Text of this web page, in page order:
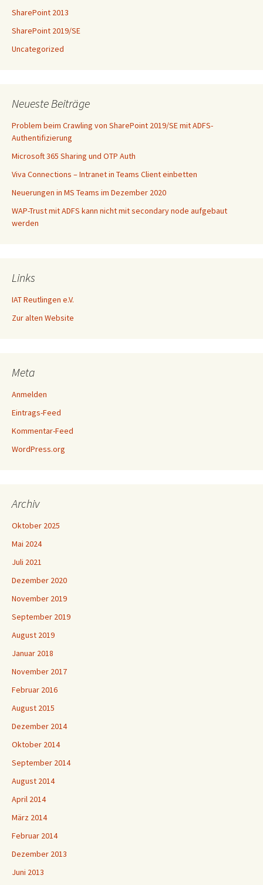
SharePoint 2013
SharePoint 2019/SE
Uncategorized
Neueste Beiträge
Problem beim Crawling von SharePoint 2019/SE mit ADFS-
Authentifizierung
Microsoft 365 Sharing und OTP Auth
Viva Connections – Intranet in Teams Client einbetten
Neuerungen in MS Teams im Dezember 2020
WAP-Trust mit ADFS kann nicht mit secondary node aufgebaut
werden
Links
IAT Reutlingen e.V.
Zur alten Website
Meta
Anmelden
Eintrags-Feed
Kommentar-Feed
WordPress.org
Archiv
Oktober 2025
Mai 2024
Juli 2021
Dezember 2020
November 2019
September 2019
August 2019
Januar 2018
November 2017
Februar 2016
August 2015
Dezember 2014
Oktober 2014
September 2014
August 2014
April 2014
März 2014
Februar 2014
Dezember 2013
Juni 2013